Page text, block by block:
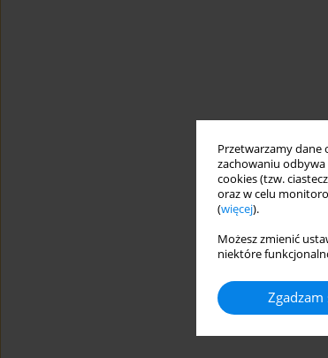
Przetwarzamy dane
zachowaniu
cookies (tzw.
oraz w celu
(więcej).
Możesz zmienić
niektóre
Zgadzam